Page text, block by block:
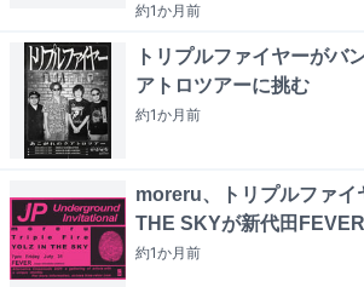
約1か月前
トリプルファイヤーがバ
アトロツアーに挑む
約1か月前
moreru、トリプルファイ
THE SKYが新代田
約1か月前